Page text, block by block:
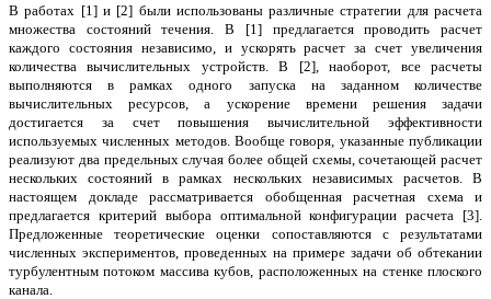
В работах [1] и [2] были использованы различные стратегии для расчета
множества состояний течения. В [1] предлагается проводить расчет
каждого состояния независимо, и ускорять расчет за счет увеличения
количества вычислительных устройств. В [2], наоборот, все расчеты
выполняются в рамках одного запуска на заданном количестве
вычислительных ресурсов, а ускорение времени решения задачи
достигается за счет повышения вычислительной эффективности
используемых численных методов. Вообще говоря, указанные публикации
реализуют два предельных случая более общей схемы, сочетающей расчет
нескольких состояний в рамках нескольких независимых расчетов. В
настоящем докладе рассматривается обобщенная расчетная схема и
предлагается критерий выбора оптимальной конфигурации расчета [3].
Предложенные теоретические оценки сопоставляются с результатами
численных экспериментов, проведенных на примере задачи об обтекании
турбулентным потоком массива кубов, расположенных на стенке плоского
канала.